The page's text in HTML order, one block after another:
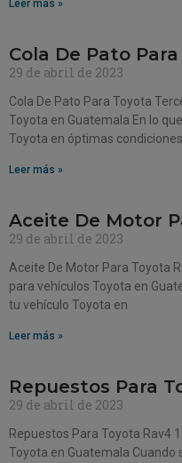
Leer más »
Cola De Pato
29 de abril de 2023
Cola De Pato Para Toyota
Toyota en Guatemala En lo
Toyota en óptimas
Leer más »
Aceite De Motor
29 de abril de 2023
Aceite De Motor Para Toyota
para vehículos Toyota en
tu vehículo Toyota en
Leer más »
Repuestos Para
29 de abril de 2023
Repuestos Para Toyota Rav4
Toyota en Guatemala